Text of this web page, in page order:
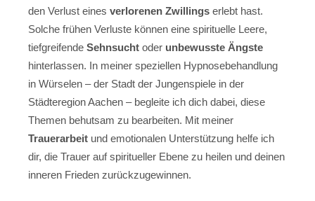
den Verlust eines verlorenen Zwillings erlebt hast.
Solche frühen Verluste können eine spirituelle Leere,
tiefgreifende Sehnsucht oder unbewusste Ängste
hinterlassen. In meiner speziellen Hypnosebehandlung
in Würselen – der Stadt der Jungenspiele in der
Städteregion Aachen – begleite ich dich dabei, diese
Themen behutsam zu bearbeiten. Mit meiner
Trauerarbeit und emotionalen Unterstützung helfe ich
dir, die Trauer auf spiritueller Ebene zu heilen und deinen
inneren Frieden zurückzugewinnen.